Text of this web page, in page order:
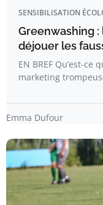
SENSIBILISATION
Greenwashing
déjouer les
EN BREF Qu’est-
marketing
Emma Dufour